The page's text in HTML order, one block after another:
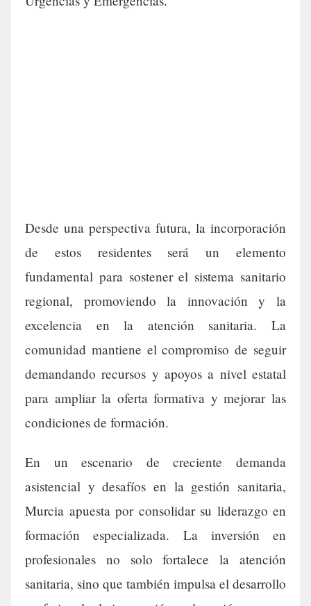
Desde una perspectiva futura, la incorporación
de estos residentes será un elemento
fundamental para sostener el sistema sanitario
regional, promoviendo la innovación y la
excelencia en la atención sanitaria. La
comunidad mantiene el compromiso de seguir
demandando recursos y apoyos a nivel estatal
para ampliar la oferta formativa y mejorar las
condiciones de formación.
En un escenario de creciente demanda
asistencial y desafíos en la gestión sanitaria,
Murcia apuesta por consolidar su liderazgo en
formación especializada. La inversión en
profesionales no solo fortalece la atención
sanitaria, sino que también impulsa el desarrollo